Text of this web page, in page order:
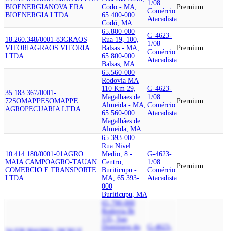
BIOENERGIANOVA ERA
BIOENERGIA LTDA
Codo - MA,
65.400-000
Codó, MA
1/08
Comércio
Atacadista
Premium
18.260.348/0001-83GRAOS
VITORIAGRAOS VITORIA
LTDA
65.800-000
Rua 19, 100,
Balsas - MA,
65.800-000
Balsas, MA
G-4623-
1/08
Comércio
Atacadista
Premium
35.183.367/0001-
72SOMAPPESOMAPPE
AGROPECUARIA LTDA
65.560-000
Rodovia MA
110 Km 29,
Magalhaes de
Almeida - MA,
65.560-000
Magalhães de
Almeida, MA
G-4623-
1/08
Comércio
Atacadista
Premium
10.414.180/0001-01AGRO
MAIA CAMPOAGRO-TAUAN
COMERCIO E TRANSPORTE
LTDA
65.393-000
Rua Nivel
Medio, 8 -
Centro,
Buriticupu -
MA, 65.393-
000
Buriticupu, MA
G-4623-
1/08
Comércio
Atacadista
Premium
65.790-000
Rodovia Br
135, Sao
Domingos do
G-4623-